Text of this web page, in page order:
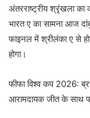
अंतरराष्ट्रीय श्रृंखला का
भारत ए का सामना आज
फाइनल में श्रीलंका ए से
होगा।
फीफा विश्व कप 2026:
आरामदायक जीत के साथ